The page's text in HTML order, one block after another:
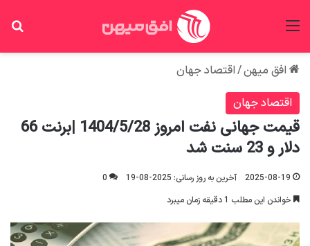
افق میهن/اقتصاد جهان
اقتصاد جهان
قیمت جهانی نفت امروز 1404/5/28 |برنت 66
دلار و 23 سنت شد
2025-08-19 آخرین به روز رسانی: 2025-08-19
0
خواندن این مطلب 1 دقیقه زمان میبرد